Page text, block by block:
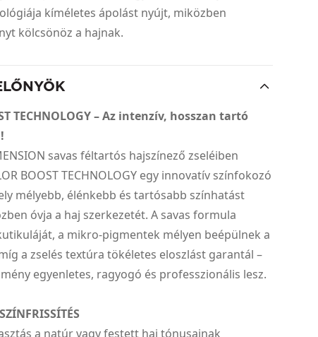
kíméletes ápolást nyújt, miközben
kölcsönöz a hajnak.
TECHNOLOGY – Az intenzív, hosszan tartó
savas féltartós hajszínező zseléiben
BOOST TECHNOLOGY egy innovatív színfokozó
mélyebb, élénkebb és tartósabb színhatást
óvja a haj szerkezetét. A savas formula
a mikro-pigmentek mélyen beépülnek a
a zselés textúra tökéletes eloszlást garantál –
egyenletes, ragyogó és professzionális lesz.
a natúr vagy festett haj tónusainak